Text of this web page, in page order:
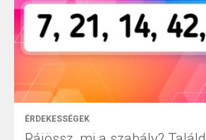
ÉRDEKESSÉGEK